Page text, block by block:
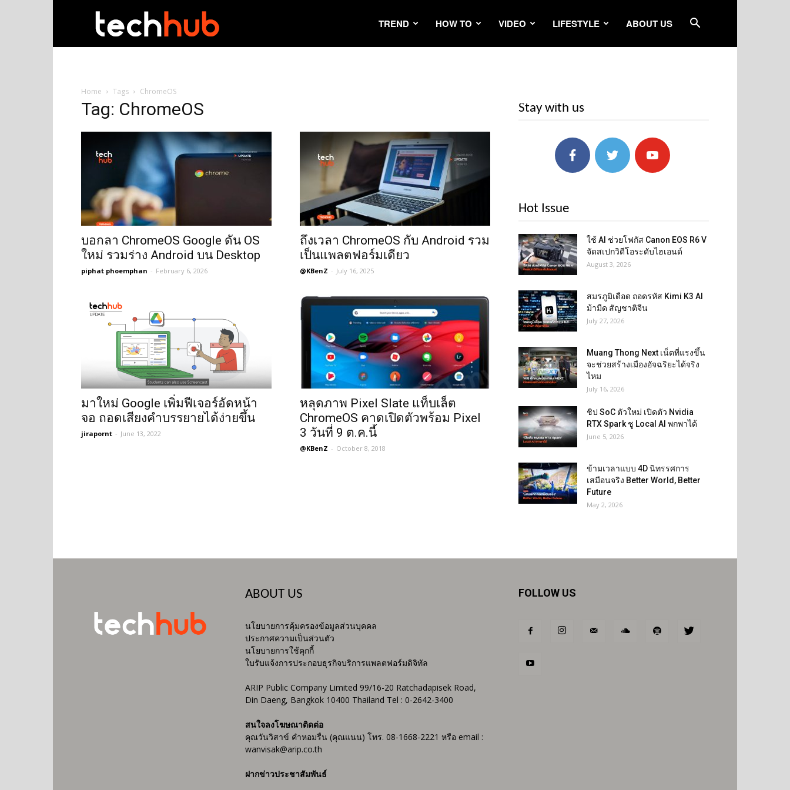
TREND HOW TO VIDEO LIFESTYLE ABOUT US
Home Tags ChromeOS
Tag: ChromeOS
บอกลา ChromeOS Google ดัน OS
ใหม่ รวมร่าง Android บน Desktop
piphat phoemphan - February 6, 2026
ถึงเวลา ChromeOS กับ Android รวม
เป็นแพลตฟอร์มเดียว
@KBenZ - July 16, 2025
มาใหม่ Google เพิ่มฟีเจอร์อัดหน้า
จอ ถอดเสียงคำบรรยายได้ง่ายขึ้น
jirapornt - June 13, 2022
หลุดภาพ Pixel Slate แท็บเล็ต
ChromeOS คาดเปิดตัวพร้อม Pixel
3 วันที่ 9 ต.ค.นี้
@KBenZ - October 8, 2018
Stay with us
Hot Issue
ใช้ AI ช่วยโฟกัส Canon EOS R6 V
จัดสเปกวิดีโอระดับไฮเอนด์
August 3, 2026
สมรภูมิเดือด ถอดรหัส Kimi K3 AI
ม้ามืด สัญชาติจีน
July 27, 2026
Muang Thong Next เน็ตที่แรงขึ้น
จะช่วยสร้างเมืองอัจฉริยะได้จริง
ไหม
July 16, 2026
ชิป SoC ตัวใหม่ เปิดตัว Nvidia
RTX Spark ชู Local AI พกพาได้
June 5, 2026
ข้ามเวลาแบบ 4D นิทรรศการ
เสมือนจริง Better World, Better
Future
May 2, 2026
ABOUT US
นโยบายการคุ้มครองข้อมูลส่วนบุคคล
ประกาศความเป็นส่วนตัว
นโยบายการใช้คุกกี้
ใบรับแจ้งการประกอบธุรกิจบริการแพลตฟอร์มดิจิทัล
ARIP Public Company Limited 99/16-20 Ratchadapisek Road,
Din Daeng, Bangkok 10400 Thailand Tel : 0-2642-3400
สนใจลงโฆษณาติดต่อ
คุณวันวิสาข์ คำหอมรื่น (คุณแนน) โทร. 08-1668-2221 หรือ email :
wanvisak@arip.co.th
ฝากข่าวประชาสัมพันธ์
FOLLOW US